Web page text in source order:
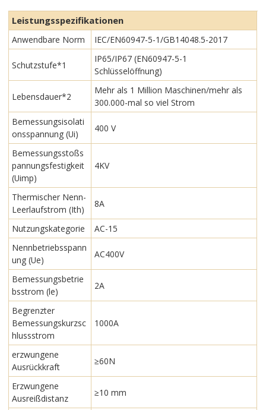
Leistungsspezifikationen
Anwendbare Norm IEC/EN60947-5-1/GB14048.5-2017
Schutzstufe*1
IP65/IP67 (EN60947-5-1
Schlüsselöffnung)
Lebensdauer*2
Mehr als 1 Million Maschinen/mehr als
300.000-mal so viel Strom
Bemessungsisolati
onsspannung (Ui)
400 V
Bemessungsstoßs
pannungsfestigkeit
(Uimp)
4KV
Thermischer Nenn-
Leerlaufstrom (Ith)
8A
Nutzungskategorie
AC-15
Nennbetriebsspann
ung (Ue)
AC400V
Bemessungsbetrie
bsstrom (le)
2A
Begrenzter
Bemessungskurzsc
hlussstrom
1000A
erzwungene
Ausrückkraft
≥60N
Erzwungene
Ausreißdistanz
≥10 mm